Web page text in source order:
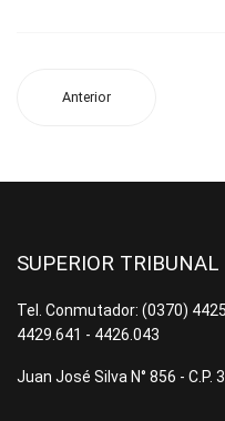
Anterior
SUPERIOR
Tel. Conmutador: (0370)
4429.641 - 4426.043
Juan José Silva N° 856 - C.P.